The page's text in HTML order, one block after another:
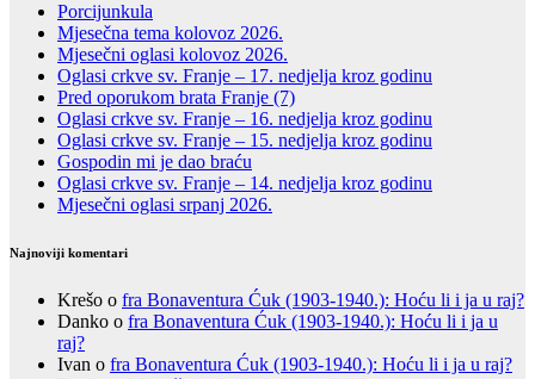
Porcijunkula
Mjesečna tema kolovoz 2026.
Mjesečni oglasi kolovoz 2026.
Oglasi crkve sv. Franje – 17. nedjelja kroz godinu
Pred oporukom brata Franje (7)
Oglasi crkve sv. Franje – 16. nedjelja kroz godinu
Oglasi crkve sv. Franje – 15. nedjelja kroz godinu
Gospodin mi je dao braću
Oglasi crkve sv. Franje – 14. nedjelja kroz godinu
Mjesečni oglasi srpanj 2026.
Najnoviji komentari
Krešo o fra Bonaventura Ćuk (1903-1940.): Hoću li i ja u raj?
Danko o fra Bonaventura Ćuk (1903-1940.): Hoću li i ja u
raj?
Ivan o fra Bonaventura Ćuk (1903-1940.): Hoću li i ja u raj?